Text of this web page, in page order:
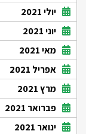
יולי 2021
יוני 2021
מאי 2021
אפריל 2021
מרץ 2021
פברואר 2021
ינואר 2021